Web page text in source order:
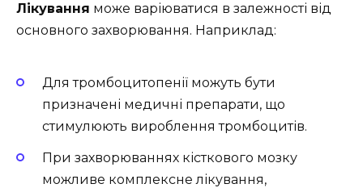
Лікування може варіюватися в залежності від
основного захворювання. Наприклад:
Для тромбоцитопенії можуть бути
призначені медичні препарати, що
стимулюють вироблення тромбоцитів.
При захворюваннях кісткового мозку
можливе комплексне лікування,